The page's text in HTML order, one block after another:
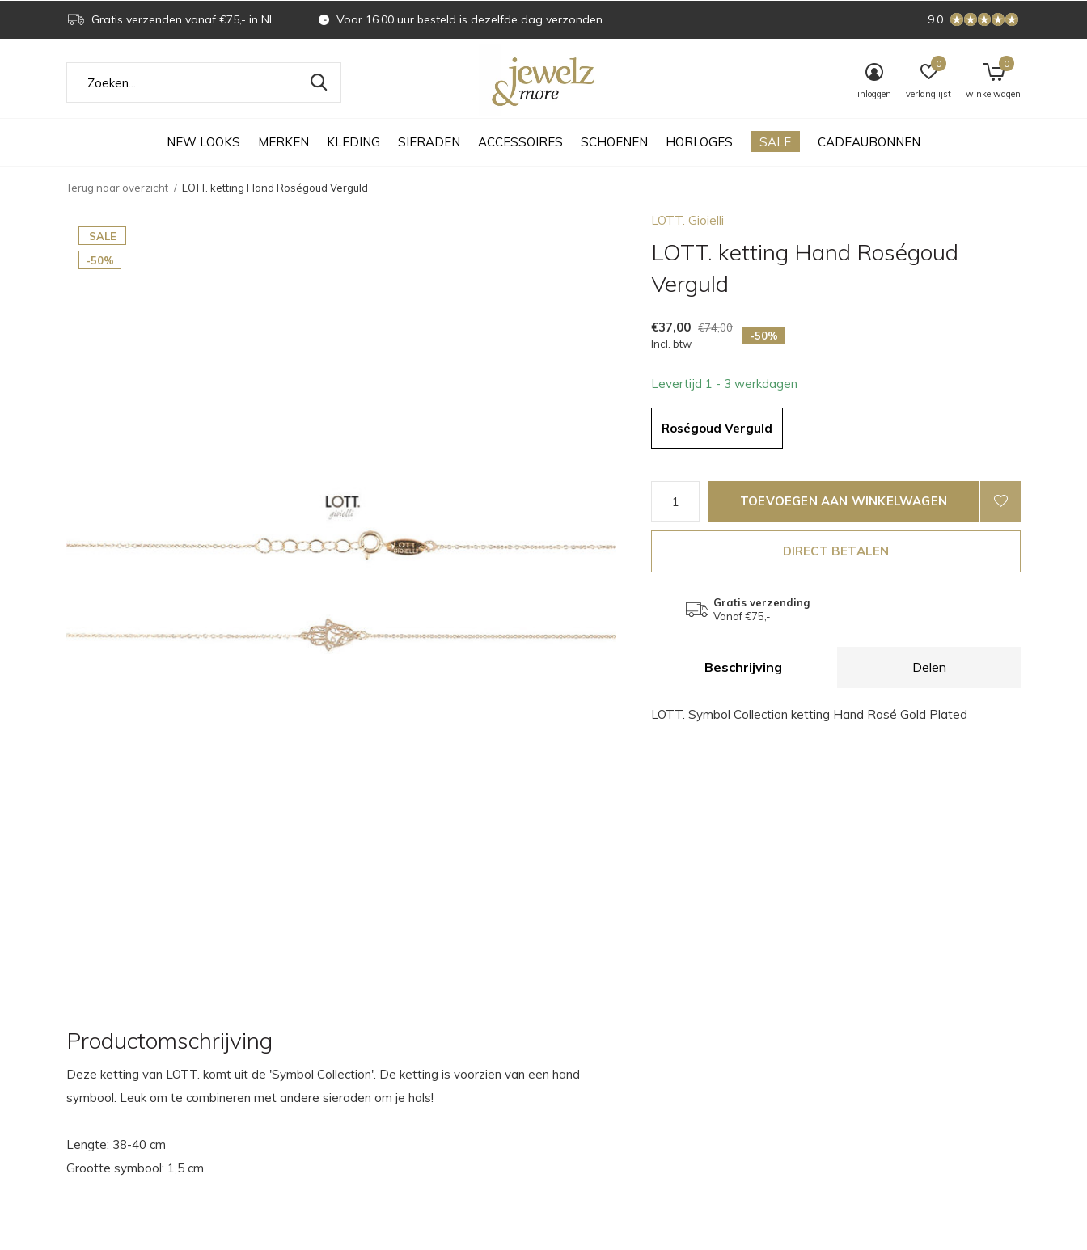
NEW LOOKS MERKEN KLEDING SIERADEN ACCESSOIRES SCHOENEN HORLOGES SALE CADEAUBONNEN
inloggen verlanglijst
0
winkelwagen
0
Gratis verzenden vanaf €75,- in NL Voor 16.00 uur besteld is dezelfde dag verzonden 9.0
Terug naar overzicht LOTT. ketting Hand Roségoud Verguld
SALE
-50%
LOTT. Gioielli
LOTT. ketting Hand Roségoud
Verguld
€37,00 €74,00
Incl. btw
-50%
Levertijd 1 - 3 werkdagen
Roségoud Verguld
TOEVOEGEN AAN WINKELWAGEN
DIRECT BETALEN
Gratis verzending
Vanaf €75,-
Beschrijving Delen
LOTT. Symbol Collection ketting Hand Rosé Gold Plated
Productomschrijving
Deze ketting van LOTT. komt uit de 'Symbol Collection'. De ketting is voorzien van een hand
symbool. Leuk om te combineren met andere sieraden om je hals!
Lengte: 38-40 cm
Grootte symbool: 1,5 cm